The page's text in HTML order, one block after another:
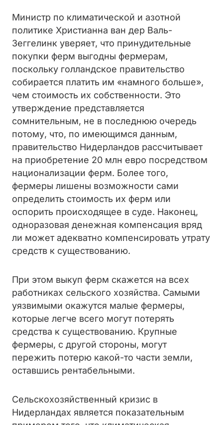
Министр по климатической и азотной
политике Христианна ван дер Валь-
Зеггелинк уверяет, что принудительные
покупки ферм выгодны фермерам,
поскольку голландское правительство
собирается платить им «намного больше»,
чем стоимость их собственности. Это
утверждение представляется
сомнительным, не в последнюю очередь
потому, что, по имеющимся данным,
правительство Нидерландов рассчитывает
на приобретение 20 млн евро посредством
национализации ферм. Более того,
фермеры лишены возможности сами
определить стоимость их ферм или
оспорить происходящее в суде. Наконец,
одноразовая денежная компенсация вряд
ли может адекватно компенсировать утрату
средств к существованию.
При этом выкуп ферм скажется на всех
работниках сельского хозяйства. Самыми
уязвимыми окажутся малые фермеры,
которые легче всего могут потерять
средства к существованию. Крупные
фермеры, с другой стороны, могут
пережить потерю какой-то части земли,
оставшись рентабельными.
Сельскохозяйственный кризис в
Нидерландах является показательным